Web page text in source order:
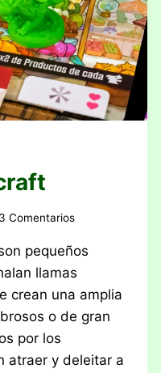
Comentarios
pequeños
llamas
crean una amplia
o de gran
por los
atraer y deleitar a